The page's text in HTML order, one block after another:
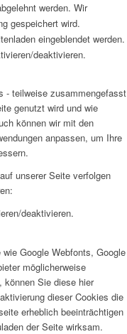
werden. Wir
gespeichert wird.
eingeblendet werden.
deaktivieren.
- teilweise zusammengefasst
genutzt wird und wie
können wir mit den
anpassen, um Ihre
unserer Seite verfolgen
deaktivieren.
Google Webfonts, Google
möglicherweise
können Sie diese hier
dieser Cookies die
erheblich beeinträchtigen
der Seite wirksam.